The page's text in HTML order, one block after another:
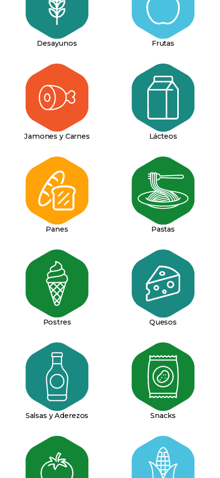
Desayunos Frutas
Jamones y Carnes Lácteos
Panes Pastas
Postres Quesos
Salsas y Aderezos Snacks